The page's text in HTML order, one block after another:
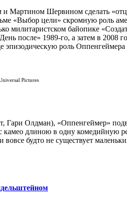
Мартином Шервином сделать
«Выбор цели» скромную роль
милитаристском байопике
после» 1989-го, а затем в
эпизодическую роль
Pictures
Олдман), «Оппенгеймер»
длиною в одну комедийную
будто не существует